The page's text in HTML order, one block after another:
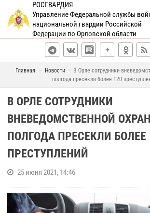
РОСГВАРДИЯ
Управление Федеральной службы
национальной гвардии Российской
Федерации по Орловской области
Главная Новости
В Орле сотрудники
полгода пресекли более 120
В ОРЛЕ СОТРУДНИКИ
ВНЕВЕДОМСТВЕННОЙ
ПОЛГОДА ПРЕСЕКЛИ БОЛЕЕ
ПРЕСТУПЛЕНИЙ
25 июня 2021, 14:46